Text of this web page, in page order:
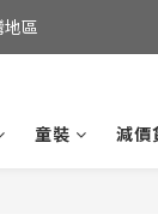
運費;
地區
童裝 減價